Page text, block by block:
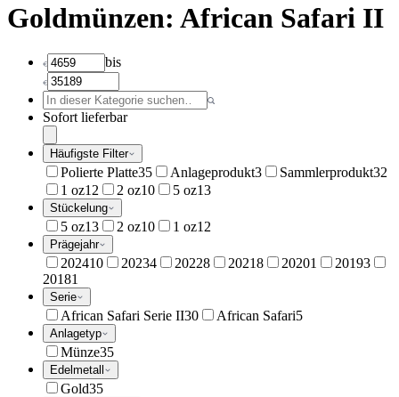
Goldmünzen: African Safari II
bis
Sofort lieferbar
Häufigste Filter
Polierte Platte35 Anlageprodukt3 Sammlerprodukt32
1 oz12 2 oz10 5 oz13
Stückelung
5 oz13 2 oz10 1 oz12
Prägejahr
202410 20234 20228 20218 20201 20193
20181
Serie
African Safari Serie II30 African Safari5
Anlagetyp
Münze35
Edelmetall
Gold35